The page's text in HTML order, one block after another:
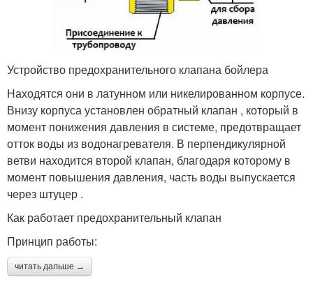
Устройство предохранительного клапана бойлера
Находятся они в латунном или никелированном корпусе.
Внизу корпуса установлен обратный клапан , который в
момент понижения давления в системе, предотвращает
отток воды из водонагревателя. В перпендикулярной
ветви находится второй клапан, благодаря которому в
момент повышения давления, часть воды выпускается
через штуцер .
Как работает предохранительный клапан
Принцип работы:
читать дальше →